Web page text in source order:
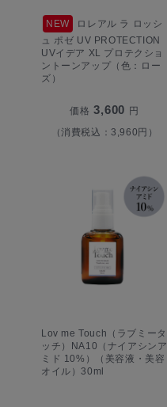
NEW
ロレアル ラ ロッシ
ュ ポゼ UV PROTECTION
UVイデア XL プロテクショ
ントーンアップ（色：ロー
ズ）
価格 3,600 円
（消費税込：3,960円）
Lov me Touch（ラブミータ
ッチ）NA10（ナイアシンア
ミド 10%）（美容液・美容
オイル）30ml